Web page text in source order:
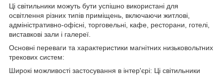
Ці світильники можуть бути успішно використані для
освітлення різних типів приміщень, включаючи житлові,
адміністративно-офісні, торговельні, кафе, ресторани, готелі,
виставкові зали і галереї.
Основні переваги та характеристики магнітних низьковольтних
трекових систем:
Широкі можливості застосування в інтер'єрі: Ці світильники